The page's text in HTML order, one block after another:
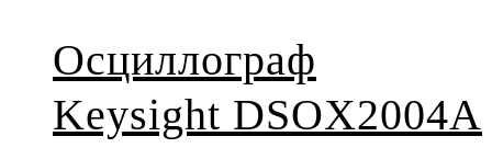
Осциллограф
Keysight DSOX2004A